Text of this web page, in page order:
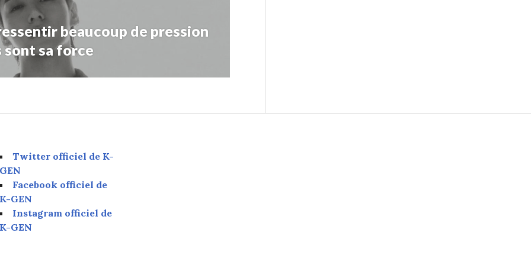
beaucoup de pression
sont sa force
Twitter officiel de K-
GEN
Facebook officiel de
K-GEN
Instagram officiel de
K-GEN